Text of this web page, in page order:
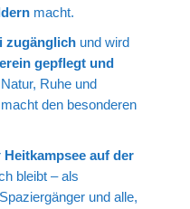
macht.
zugänglich und wird
gepflegt und
Ruhe und
den besonderen
Heitkampsee auf der
bleibt – als
und alle,